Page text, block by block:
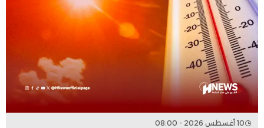
10 أغسطس 2026 - 08:00